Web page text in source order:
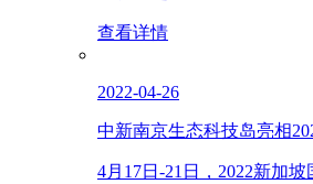
查看详情
2022-04-26
中新南京生态科技岛亮相
4月17日-21日，2022新加